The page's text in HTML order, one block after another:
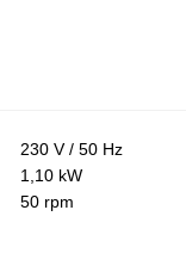
230 V / 50 Hz
1,10 kW
50 rpm